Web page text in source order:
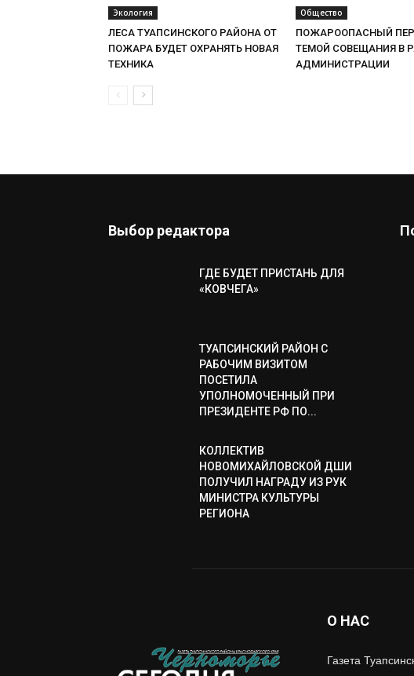
Экология
ЛЕСА ТУАПСИНСКОГО РАЙОНА ОТ
ПОЖАРА БУДЕТ ОХРАНЯТЬ НОВАЯ
ТЕХНИКА
Общество
ПОЖАРООПАСНЫЙ
ТЕМОЙ СОВЕЩАНИЯ В
АДМИНИСТРАЦИИ
Выбор редактора
ГДЕ БУДЕТ ПРИСТАНЬ ДЛЯ
«КОВЧЕГА»
ТУАПСИНСКИЙ РАЙОН С
РАБОЧИМ ВИЗИТОМ
ПОСЕТИЛА
УПОЛНОМОЧЕННЫЙ ПРИ
ПРЕЗИДЕНТЕ РФ ПО...
КОЛЛЕКТИВ
НОВОМИХАЙЛОВСКОЙ ДШИ
ПОЛУЧИЛ НАГРАДУ ИЗ РУК
МИНИСТРА КУЛЬТУРЫ
РЕГИОНА
О НАС
Газета